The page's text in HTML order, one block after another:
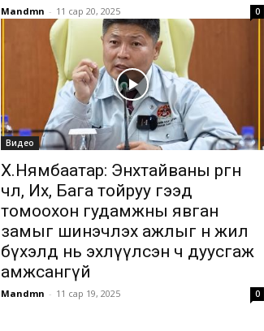
Mandmn - 11 сар 20, 2025 0
Видео
Х.Нямбаатар: Энхтайваны өргөн
чөлөө, Их, Бага тойруу гээд
томоохон гудамжны явган
замыг шинэчлэх ажлыг өнөө жил
бүхэлд нь эхлүүлсэн ч дуусгаж
амжсангүй
Mandmn - 11 сар 19, 2025 0